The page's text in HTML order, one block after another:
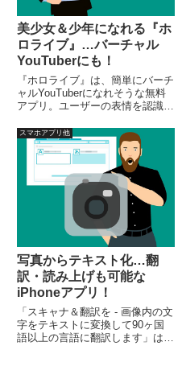
美少女＆少年になれる『ホ
ロライブ』…バーチャル
YouTuberにも！
『ホロライブ』は、簡単にバーチ
ャルYouTuberになれそうな無料
アプリ。ユーザーの表情を認識
ルタイムでキャラクターになりき
ることが可能で、キャラクターは
3DとLive2Dに対応。また、
Mirrativ等と連携しライブ配信可
能。
スマホアプリ他
写真からテキスト化…翻
訳・読み上げも可能な
iPhoneアプリ！
「スキャナ＆翻訳を - 画像内の文
字をテキストに変換して90ヶ国
語以上の言語に翻訳します」は無